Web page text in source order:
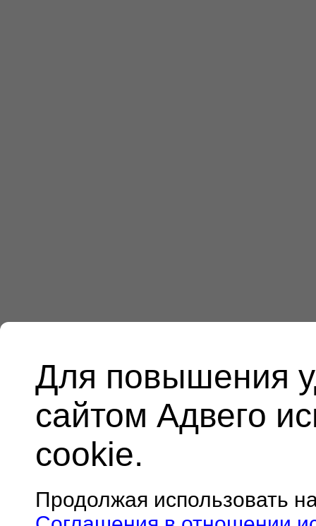
Для повышения
сайтом Адвего
cookie.
Продолжая использовать